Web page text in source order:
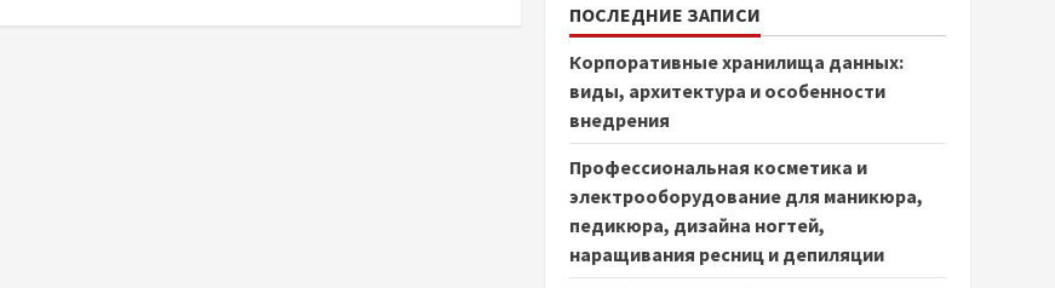
ПОСЛЕДНИЕ ЗАПИСИ
Корпоративные хранилища данных:
виды, архитектура и особенности
внедрения
Профессиональная косметика и
электрооборудование для маникюра,
педикюра, дизайна ногтей,
наращивания ресниц и депиляции